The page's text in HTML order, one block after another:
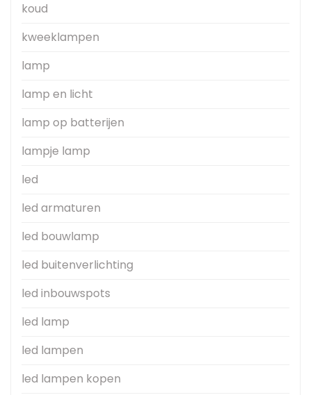
koud
kweeklampen
lamp
lamp en licht
lamp op batterijen
lampje lamp
led
led armaturen
led bouwlamp
led buitenverlichting
led inbouwspots
led lamp
led lampen
led lampen kopen